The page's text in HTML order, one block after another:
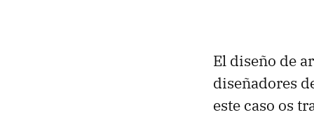
El diseño de
diseñadores
este caso os